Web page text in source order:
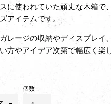
に使われていた頑丈な木箱で
アイテムです。
レージの収納やディスプレイ
方やアイデア次第で幅広く楽
個数